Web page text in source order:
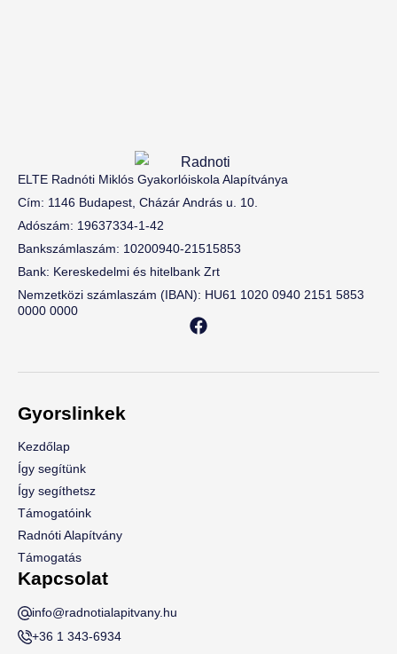
ELTE Radnóti Miklós Gyakorlóiskola Alapítványa
Cím: 1146 Budapest, Cházár András u. 10.
Adószám: 19637334-1-42
Bankszámlaszám: 10200940-21515853
Bank: Kereskedelmi és hitelbank Zrt
Nemzetközi számlaszám (IBAN): HU61 1020 0940 2151 5853
0000 0000
Gyorslinkek
Kezdőlap
Így segítünk
Így segíthetsz
Támogatóink
Radnóti Alapítvány
Támogatás
Kapcsolat
info@radnotialapitvany.hu
+36 1 343-6934